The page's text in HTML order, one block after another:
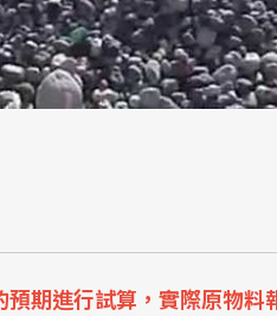
期進行試算，實際原物料